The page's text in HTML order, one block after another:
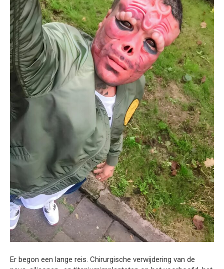
Er begon een lange reis. Chirurgische verwijdering van de